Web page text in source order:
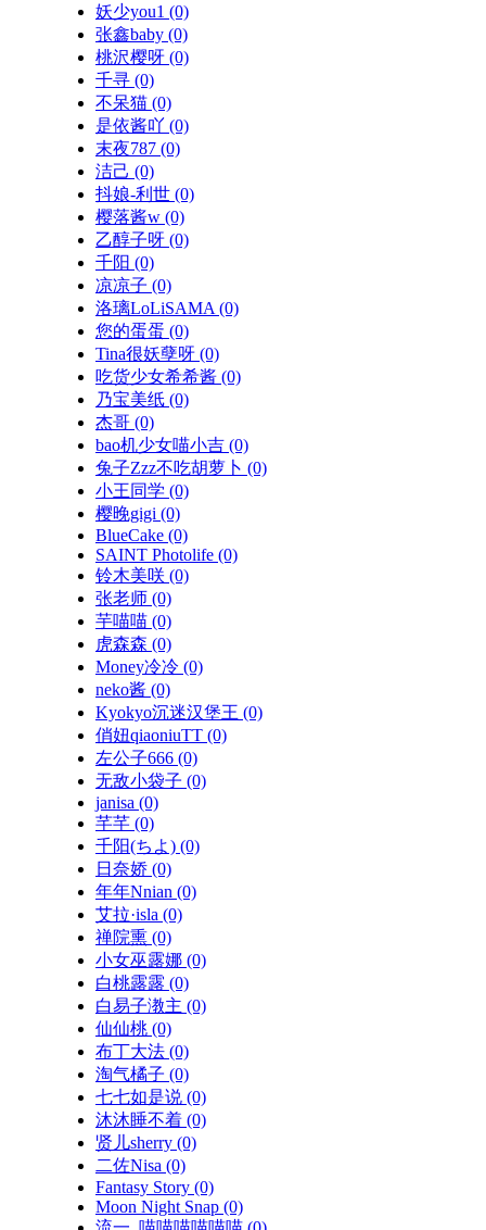
妖少you1 (0)
张鑫baby (0)
桃沢樱呀 (0)
千寻 (0)
不呆猫 (0)
是依酱吖 (0)
末夜787 (0)
洁己 (0)
抖娘-利世 (0)
樱落酱w (0)
乙醇子呀 (0)
千阳 (0)
凉凉子 (0)
洛璃LoLiSAMA (0)
您的蛋蛋 (0)
Tina很妖孽呀 (0)
吃货少女希希酱 (0)
乃宝美纸 (0)
杰哥 (0)
bao机少女喵小吉 (0)
兔子Zzz不吃胡萝卜 (0)
小王同学 (0)
樱晚gigi (0)
BlueCake (0)
SAINT Photolife (0)
铃木美咲 (0)
张老师 (0)
芋喵喵 (0)
虎森森 (0)
Money冷冷 (0)
neko酱 (0)
Kyokyo沉迷汉堡王 (0)
俏妞qiaoniuTT (0)
左公子666 (0)
无敌小袋子 (0)
janisa (0)
芊芊 (0)
千阳(ちよ) (0)
日奈娇 (0)
年年Nnian (0)
艾拉·isla (0)
禅院熏 (0)
小女巫露娜 (0)
白桃露露 (0)
白易子漖主 (0)
仙仙桃 (0)
布丁大法 (0)
淘气橘子 (0)
七七如是说 (0)
沐沐睡不着 (0)
贤儿sherry (0)
二佐Nisa (0)
Fantasy Story (0)
Moon Night Snap (0)